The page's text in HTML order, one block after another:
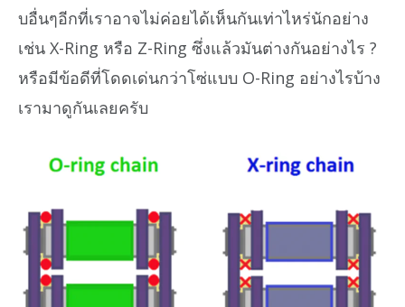
บอื่นๆอีกที่เราอาจไม่ค่อยได้เห็นกันเท่าไหร่นักอย่าง
เช่น X-Ring หรือ Z-Ring ซึ่งแล้วมันต่างกันอย่างไร ?
หรือมีข้อดีที่โดดเด่นกว่าโซ่แบบ O-Ring อย่างไรบ้าง
เรามาดูกันเลยครับ